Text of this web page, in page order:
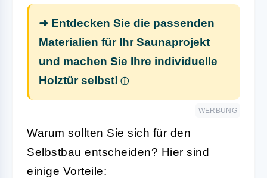
➜ Entdecken Sie die passenden
Materialien für Ihr Saunaprojekt
und machen Sie Ihre individuelle
Holztür selbst!
WERBUNG
Warum sollten Sie sich für den
Selbstbau entscheiden? Hier sind
einige Vorteile: